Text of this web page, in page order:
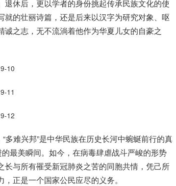
休后，更以学者的身份挑起传承民族文化的使
的壮丽诗篇，还是后来以汉字为研究对象、呕
之志，无不流淌着他作为华夏儿女的自豪之
难兴邦”是中华民族在历史长河中蜿蜒前行的真
最美瞬间。如今，在病毒肆虐战斗严峻的形势
与所有罹受新冠肺炎之苦的同胞共情，凭己所
正是一个国家公民应尽的义务。